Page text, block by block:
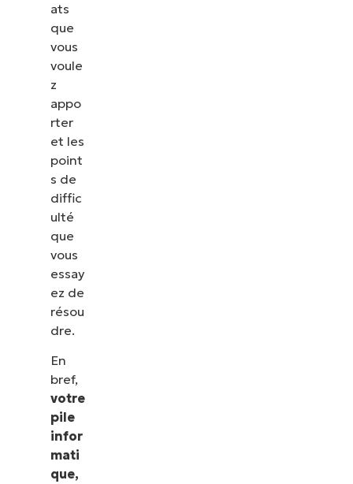
ats
que
vous
voule
z
appo
rter
et les
point
s de
diffic
ulté
que
vous
essay
ez de
résou
dre.
En
bref,
votre
pile
infor
mati
que,